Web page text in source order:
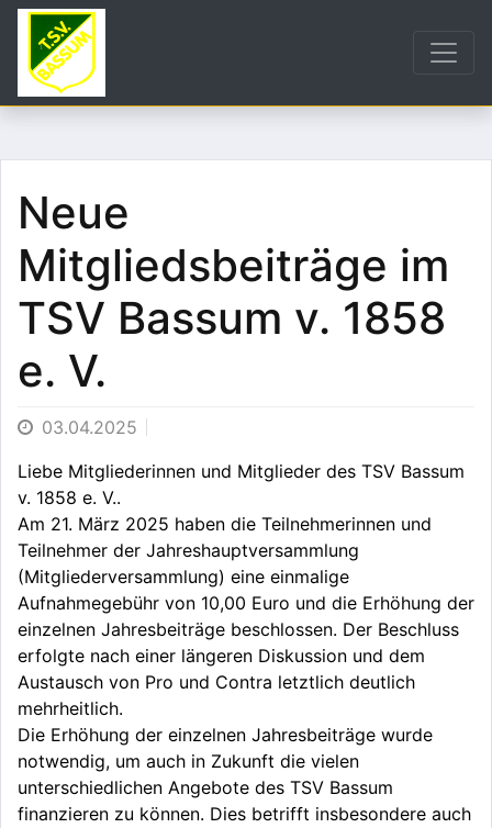
Neue
Mitgliedsbeiträge im
TSV Bassum v. 1858
e. V.
03.04.2025
Liebe Mitgliederinnen und Mitglieder des TSV Bassum
v. 1858 e. V..
Am 21. März 2025 haben die Teilnehmerinnen und
Teilnehmer der Jahreshauptversammlung
(Mitgliederversammlung) eine einmalige
Aufnahmegebühr von 10,00 Euro und die Erhöhung der
einzelnen Jahresbeiträge beschlossen. Der Beschluss
erfolgte nach einer längeren Diskussion und dem
Austausch von Pro und Contra letztlich deutlich
mehrheitlich.
Die Erhöhung der einzelnen Jahresbeiträge wurde
notwendig, um auch in Zukunft die vielen
unterschiedlichen Angebote des TSV Bassum
finanzieren zu können. Dies betrifft insbesondere auch